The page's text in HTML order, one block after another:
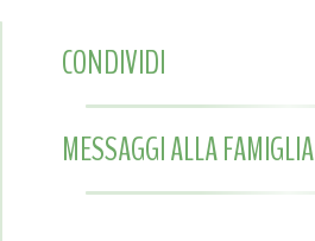
CONDIVIDI
MESSAGGI ALLA FAMIGLIA